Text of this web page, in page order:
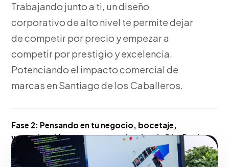
Trabajando junto a ti, un diseño
corporativo de alto nivel te permite dejar
de competir por precio y empezar a
competir por prestigio y excelencia.
Potenciando el impacto comercial de
marcas en Santiago de los Caballeros.
Fase 2: Pensando en tu negocio, bocetaje,
vectorización y propuestas visuales de Diseño de
Campañas Publicitarias de Alto Impacto.
Acelerando el éxito digital de empresas en Santiago